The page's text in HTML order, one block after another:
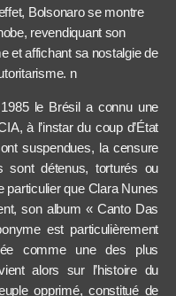
Bolsonaro se montre
revendiquant son
et affichant sa nostalgie de
n
le Brésil a connu une
à l’instar du coup d’État
suspendues, la censure
sont détenus, torturés ou
particulier que Clara Nunes
son album « Canto Das
est particulièrement
comme une des plus
alors sur l’histoire du
opprimé, constitué de